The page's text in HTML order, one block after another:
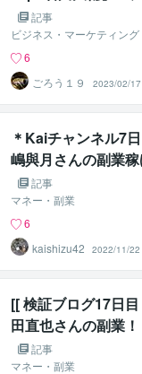
記事
ビジネス・マーケティング
6
ごろう１９
2023/02/17
＊Kaiチャンネル7
嶋與月さんの副業稼
記事
マネー・副業
6
kaishizu42
2022/11/22
[[ 検証ブログ17日
田直也さんの副業！
記事
マネー・副業